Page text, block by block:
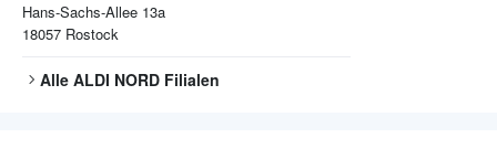
Hans-Sachs-Allee 13a
18057 Rostock
Alle ALDI NORD Filialen